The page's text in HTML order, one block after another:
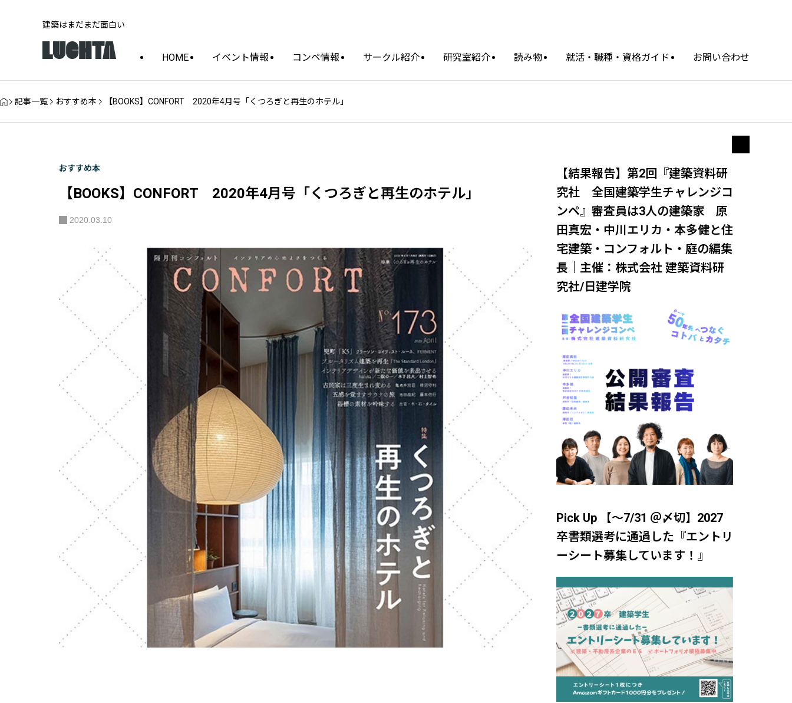
建築はまだまだ面白い
HOME イベント情報 コンペ情報 サークル紹介 研究室紹介 読み物 就活・職種・資格ガイド お問い合わせ
記事一覧 おすすめ本 【BOOKS】CONFORT 2020年4月号「くつろぎと再生のホテル」
おすすめ本
【BOOKS】CONFORT 2020年4月号「くつろぎと再生のホテル」
2020.03.10
【結果報告】第2回『建築資料研
究社 全国建築学生チャレンジコ
ンペ』審査員は3人の建築家 原
田真宏・中川エリカ・本多健と住
宅建築・コンフォルト・庭の編集
長｜主催：株式会社 建築資料研
究社/日建学院
Pick Up 【～7/31 ＠〆切】2027
卒書類選考に通過した『エントリ
ーシート募集しています！』